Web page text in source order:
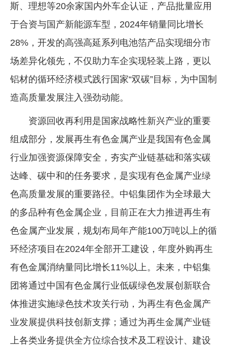
斯、理想等20余家国内外车企认证，产品批量应用
于合资与国产新能源车型，2024年销量同比增长
28%，开发的高强高延系列电池箔产品实现细分市
场差异化领先，不仅助力车企实现轻装上路，更以
铝材的循环经济模式践行国家“双碳”目标，为中国制
造高质量发展注入强劲动能。
资源回收再利用是国家战略性新兴产业的重要
组成部分，发展再生有色金属产业是我国有色金属
行业加强资源保障安全，夯实产业链基础和落实碳
达峰、碳中和的任务要求，是实现有色金属产业绿
色高质量发展的重要路径。中铝集团作为全球最大
的多品种有色金属企业，目前正在大力推进再生有
色金属产业发展，规划布局年产能100万吨以上的循
环经济项目在2024年全部开工建设，年度外购再生
有色金属消纳量同比增长11%以上。未来，中铝集
团将通过中国有色金属行业低碳绿色发展创新联合
体推进实施绿色技术攻关行动，为再生有色金属产
业发展提供科技创新支撑；通过为再生金属产业链
上各类业务提供全方位综合技术及工程设计、建设